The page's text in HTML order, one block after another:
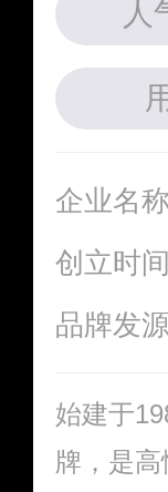
人
企业名称
创立时间
品牌发源
始建于
牌，是